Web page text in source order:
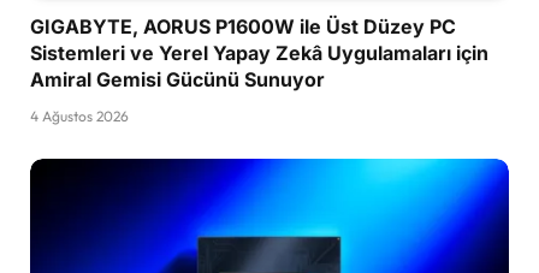
GIGABYTE, AORUS P1600W ile Üst Düzey PC
Sistemleri ve Yerel Yapay Zekâ Uygulamaları için
Amiral Gemisi Gücünü Sunuyor
4 Ağustos 2026